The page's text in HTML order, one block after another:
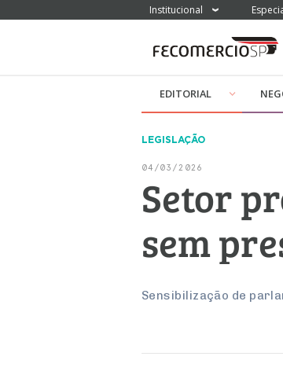
Institucional
EDITORIAL
LEGISLAÇÃO
04/03/2026
Setor
sem
Sensibilização de